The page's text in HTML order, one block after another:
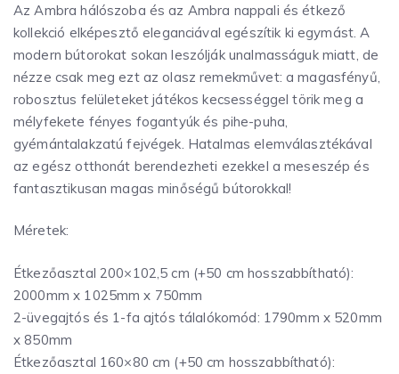
Az Ambra hálószoba és az Ambra nappali és étkező
kollekció elképesztő eleganciával egészítik ki egymást. A
modern bútorokat sokan leszólják unalmasságuk miatt, de
nézze csak meg ezt az olasz remekművet: a magasfényű,
robosztus felületeket játékos kecsességgel törik meg a
mélyfekete fényes fogantyúk és pihe-puha,
gyémántalakzatú fejvégek. Hatalmas elemválasztékával
az egész otthonát berendezheti ezekkel a meseszép és
fantasztikusan magas minőségű bútorokkal!
Méretek:
Étkezőasztal 200×102,5 cm (+50 cm hosszabbítható):
2000mm x 1025mm x 750mm
2-üvegajtós és 1-fa ajtós tálalókomód: 1790mm x 520mm
x 850mm
Étkezőasztal 160×80 cm (+50 cm hosszabbítható):